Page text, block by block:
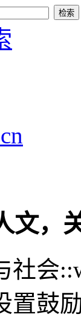
文，
社会
置鼓